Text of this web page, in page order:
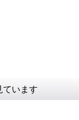
ています